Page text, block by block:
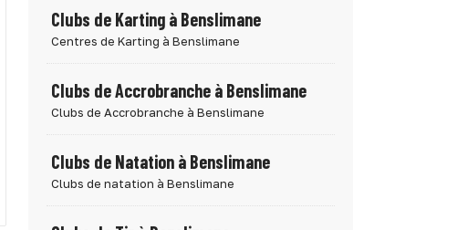
Clubs de Karting à Benslimane
Centres de Karting à Benslimane
Clubs de Accrobranche à Benslimane
Clubs de Accrobranche à Benslimane
Clubs de Natation à Benslimane
Clubs de natation à Benslimane